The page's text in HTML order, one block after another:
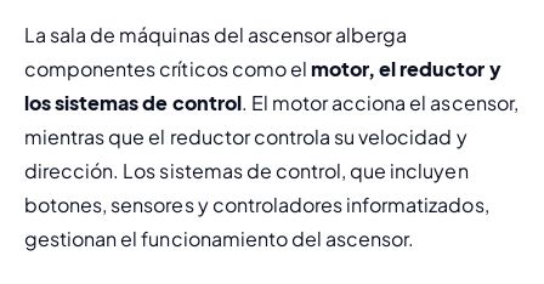
La sala de máquinas del ascensor alberga
componentes críticos como el motor, el reductor y
los sistemas de control. El motor acciona el ascensor,
mientras que el reductor controla su velocidad y
dirección. Los sistemas de control, que incluyen
botones, sensores y controladores informatizados,
gestionan el funcionamiento del ascensor.